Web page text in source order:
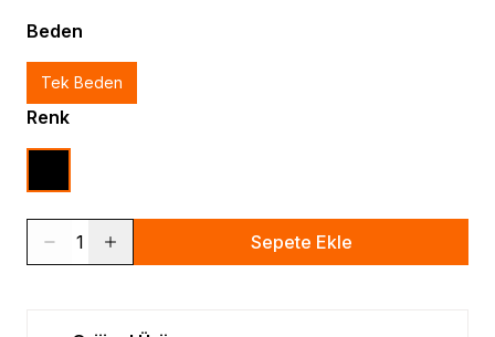
Beden
Tek Beden
Renk
1 Sepete Ekle